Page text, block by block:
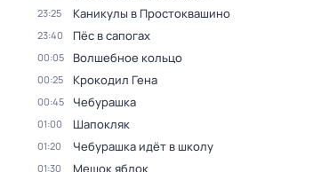
23:25 Каникулы в Простоквашино
23:40 Пёс в сапогах
00:05 Волшебное кольцо
00:25 Крокодил Гена
00:45 Чебурашка
01:00 Шапокляк
01:20 Чебурашка идёт в школу
01:30 Мешок яблок